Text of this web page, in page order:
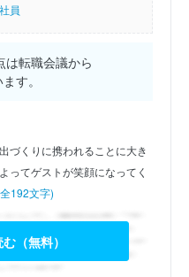
員
転職会議から
す。
づくりに携われることに大き
ってゲストが笑顔になってく
192文字)
（無料）